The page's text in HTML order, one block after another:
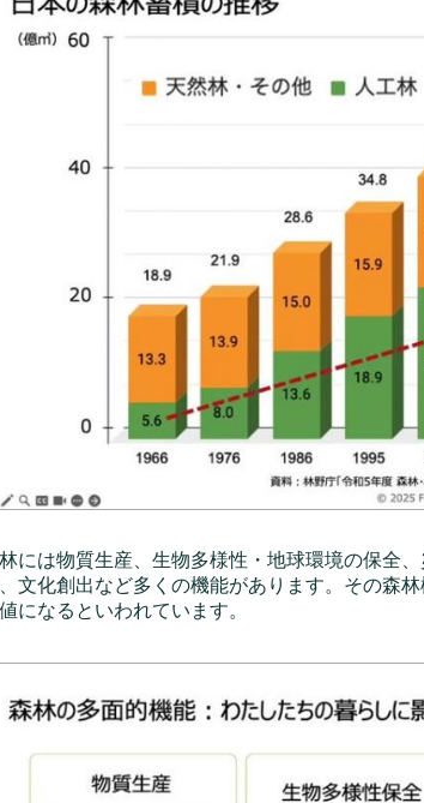
には物質生産、生物多様性・地球環境の保全
文化創出など多くの機能があります。その森
になるといわれています。